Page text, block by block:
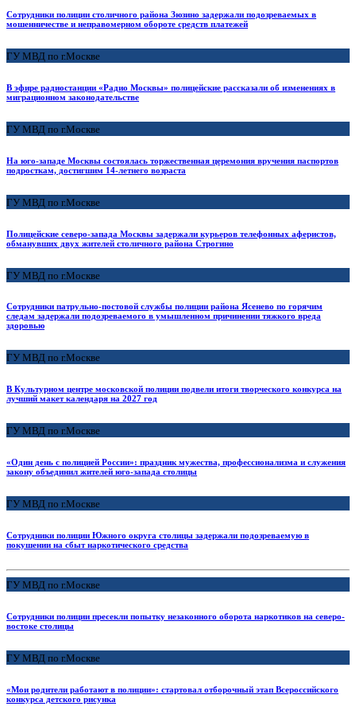
Сотрудники полиции столичного района Зюзино задержали подозреваемых в
мошенничестве и неправомерном обороте средств платежей
ГУ МВД по г.Москве
В эфире радиостанции «Радио Москвы» полицейские рассказали об изменениях в
миграционном законодательстве
ГУ МВД по г.Москве
На юго-западе Москвы состоялась торжественная церемония вручения паспортов
подросткам, достигшим 14-летнего возраста
ГУ МВД по г.Москве
Полицейские северо-запада Москвы задержали курьеров телефонных аферистов,
обманувших двух жителей столичного района Строгино
ГУ МВД по г.Москве
Сотрудники патрульно-постовой службы полиции района Ясенево по горячим
следам задержали подозреваемого в умышленном причинении тяжкого вреда
здоровью
ГУ МВД по г.Москве
В Культурном центре московской полиции подвели итоги творческого конкурса на
лучший макет календаря на 2027 год
ГУ МВД по г.Москве
«Один день с полицией России»: праздник мужества, профессионализма и служения
закону объединил жителей юго-запада столицы
ГУ МВД по г.Москве
Сотрудники полиции Южного округа столицы задержали подозреваемую в
покушении на сбыт наркотического средства
ГУ МВД по г.Москве
Сотрудники полиции пресекли попытку незаконного оборота наркотиков на северо-
востоке столицы
ГУ МВД по г.Москве
«Мои родители работают в полиции»: стартовал отборочный этап Всероссийского
конкурса детского рисунка